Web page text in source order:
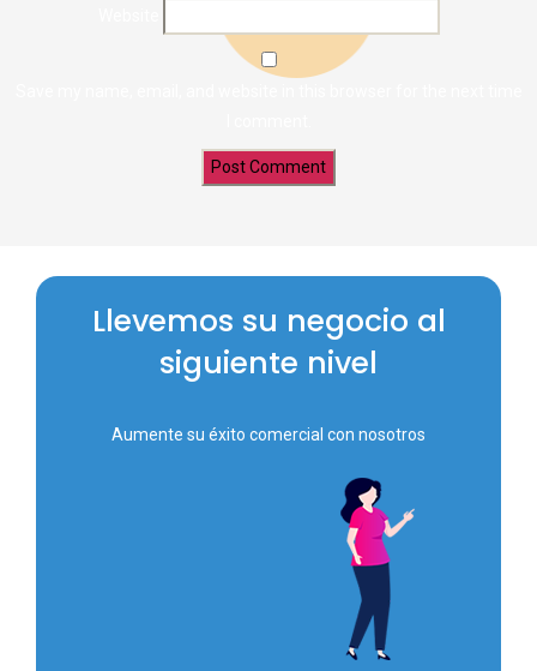
Llevemos su negocio al
siguiente nivel
Aumente su éxito comercial con nosotros